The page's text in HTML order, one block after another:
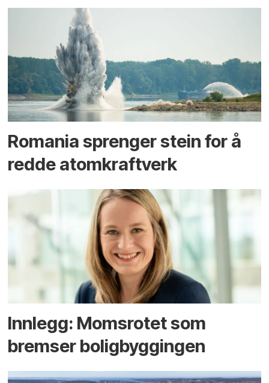
Romania sprenger stein for å
redde atomkraftverk
Innlegg: Moms­rotet som
bremser bolig­byggingen